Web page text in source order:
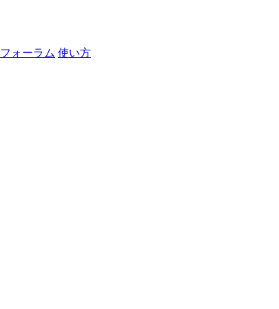
フォーラム 使い方